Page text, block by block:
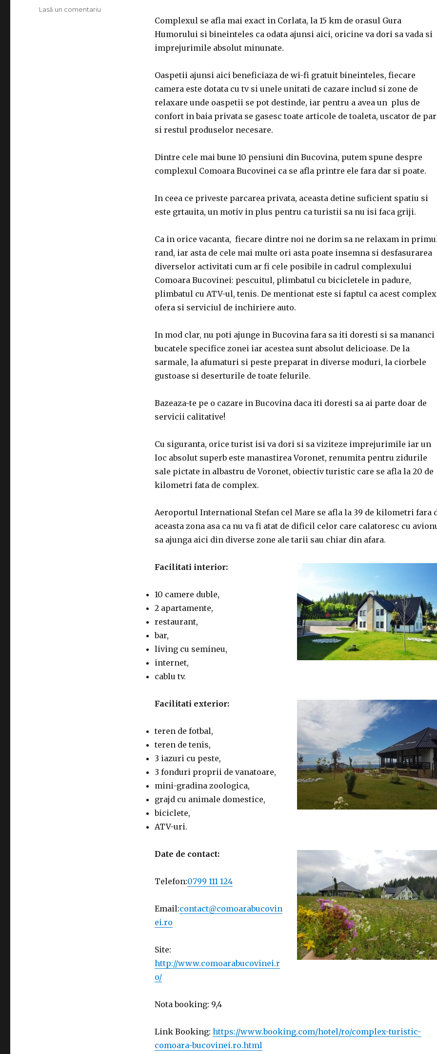
Complexul se afla mai exact in Corlata, la 15 km de orasul Gura
Humorului si bineinteles ca odata ajunsi aici, oricine va dori sa vada si
imprejurimile absolut minunate.
Oaspetii ajunsi aici beneficiaza de wi-fi gratuit bineinteles, fiecare
camera este dotata cu tv si unele unitati de cazare includ si zone de
relaxare unde oaspetii se pot destinde, iar pentru a avea un plus de
confort in baia privata se gasesc toate articole de toaleta, uscator de par
si restul produselor necesare.
Dintre cele mai bune 10 pensiuni din Bucovina, putem spune despre
complexul Comoara Bucovinei ca se afla printre ele fara dar si poate.
In ceea ce priveste parcarea privata, aceasta detine suficient spatiu si
este grtauita, un motiv in plus pentru ca turistii sa nu isi faca griji.
Ca in orice vacanta, fiecare dintre noi ne dorim sa ne relaxam in
rand, iar asta de cele mai multe ori asta poate insemna si desfasurarea
diverselor activitati cum ar fi cele posibile in cadrul complexului
Comoara Bucovinei: pescuitul, plimbatul cu bicicletele in padure,
plimbatul cu ATV-ul, tenis. De mentionat este si faptul ca acest complex
ofera si serviciul de inchiriere auto.
In mod clar, nu poti ajunge in Bucovina fara sa iti doresti si sa mananci
bucatele specifice zonei iar acestea sunt absolut delicioase. De la
sarmale, la afumaturi si peste preparat in diverse moduri, la ciorbele
gustoase si deserturile de toate felurile.
Bazeaza-te pe o cazare in Bucovina daca iti doresti sa ai parte doar de
servicii calitative!
Cu siguranta, orice turist isi va dori si sa viziteze imprejurimile iar un
loc absolut superb este manastirea Voronet, renumita pentru zidurile
sale pictate in albastru de Voronet, obiectiv turistic care se afla la 20 de
kilometri fata de complex.
Aeroportul International Stefan cel Mare se afla la 39 de kilometri fara
aceasta zona asa ca nu va fi atat de dificil celor care calatoresc cu
sa ajunga aici din diverse zone ale tarii sau chiar din afara.
Facilitati interior:
10 camere duble,
2 apartamente,
restaurant,
bar,
living cu semineu,
internet,
cablu tv.
Facilitati exterior:
teren de fotbal,
teren de tenis,
3 iazuri cu peste,
3 fonduri proprii de vanatoare,
mini-gradina zoologica,
grajd cu animale domestice,
biciclete,
ATV-uri.
Date de contact:
Telefon:0799 111 124
Email:contact@comoarabucovin
ei.ro
Site:
http://www.comoarabucovinei.r
o/
Nota booking: 9,4
Link Booking: https://www.booking.com/hotel/ro/complex-turistic-
comoara-bucovinei.ro.html
Lasă un comentariu